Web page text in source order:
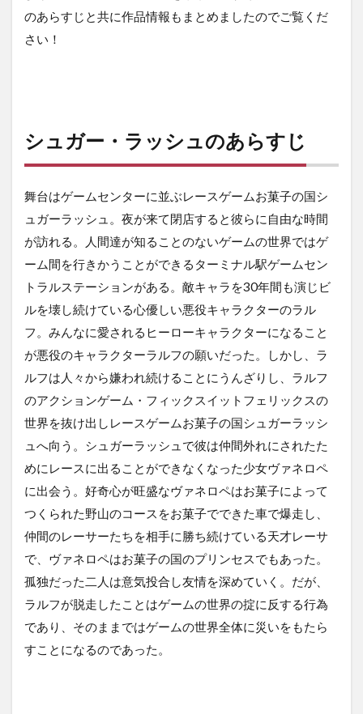
のあらすじと共に作品情報もまとめましたのでご覧くだ
さい！
シュガー・ラッシュのあらすじ
舞台はゲームセンターに並ぶレースゲームお菓子の国シ
ュガーラッシュ。夜が来て閉店すると彼らに自由な時間
が訪れる。人間達が知ることのないゲームの世界ではゲ
ーム間を行きかうことができるターミナル駅ゲームセン
トラルステーションがある。敵キャラを30年間も演じビ
ルを壊し続けている心優しい悪役キャラクターのラル
フ。みんなに愛されるヒーローキャラクターになること
が悪役のキャラクターラルフの願いだった。しかし、ラ
ルフは人々から嫌われ続けることにうんざりし、ラルフ
のアクションゲーム・フィックスイットフェリックスの
世界を抜け出しレースゲームお菓子の国シュガーラッシ
ュへ向う。シュガーラッシュで彼は仲間外れにされたた
めにレースに出ることができなくなった少女ヴァネロペ
に出会う。好奇心が旺盛なヴァネロペはお菓子によって
つくられた野山のコースをお菓子でできた車で爆走し、
仲間のレーサーたちを相手に勝ち続けている天才レーサ
で、ヴァネロペはお菓子の国のプリンセスでもあった。
孤独だった二人は意気投合し友情を深めていく。だが、
ラルフが脱走したことはゲームの世界の掟に反する行為
であり、そのままではゲームの世界全体に災いをもたら
すことになるのであった。